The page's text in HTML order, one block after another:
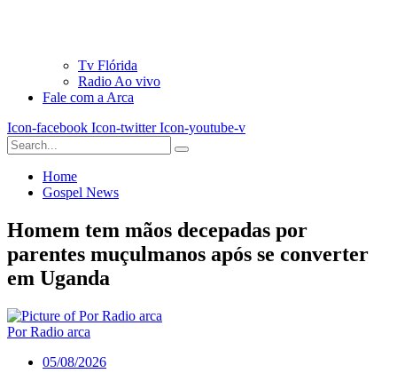
Tv Flórida
Radio Ao vivo
Fale com a Arca
Icon-facebook Icon-twitter Icon-youtube-v
Home
Gospel News
Homem tem mãos decepadas por
parentes muçulmanos após se converter
em Uganda
Por Radio arca
05/08/2026